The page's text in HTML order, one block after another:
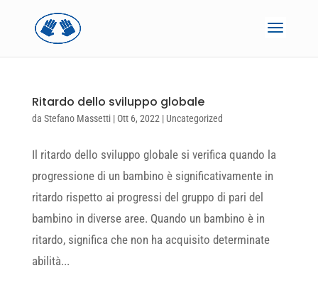
Ritardo dello sviluppo globale
da Stefano Massetti| Ott 6, 2022 | Uncategorized
Il ritardo dello sviluppo globale si verifica quando la
progressione di un bambino è significativamente in
ritardo rispetto ai progressi del gruppo di pari del
bambino in diverse aree. Quando un bambino è in
ritardo, significa che non ha acquisito determinate
abilità...